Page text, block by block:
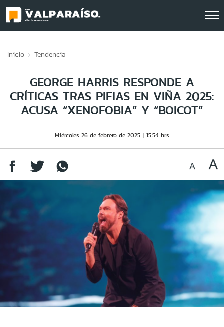
Inicio Tendencia
GEORGE HARRIS RESPONDE A
CRÍTICAS TRAS PIFIAS EN VIÑA 2025:
ACUSA “XENOFOBIA” Y “BOICOT”
Miércoles 26 de febrero de 2025 15:54 hrs